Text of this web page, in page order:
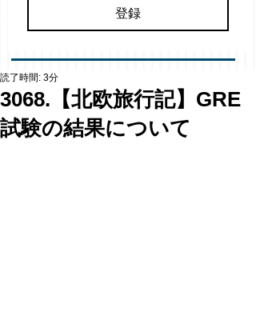
登録
3068.【北欧旅行記】GRE
試験の結果について
読了時間: 3分